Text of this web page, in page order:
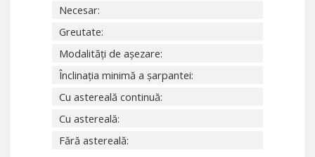
Necesar:
Greutate:
Modalități de așezare:
Înclinația minimă a șarpantei:
Cu astereală continuă:
Cu astereală:
Fără astereală: